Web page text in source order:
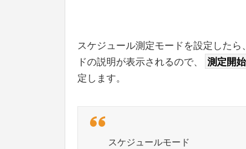
スケジュール測定モードを設定したら
ドの説明が表示されるので、
測定開始
定します。
スケジュールモード